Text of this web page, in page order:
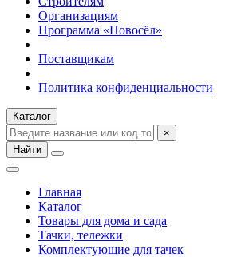
Организациям
Программа «Новосёл»
Поставщикам
Политика конфиденциальности
Каталог
×
Найти
Главная
Каталог
Товары для дома и сада
Тачки, тележки
Комплектующие для тачек